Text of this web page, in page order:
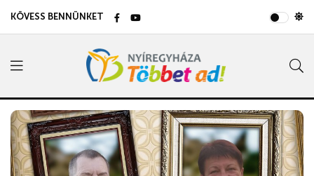
KÖVESS BENNÜNKET